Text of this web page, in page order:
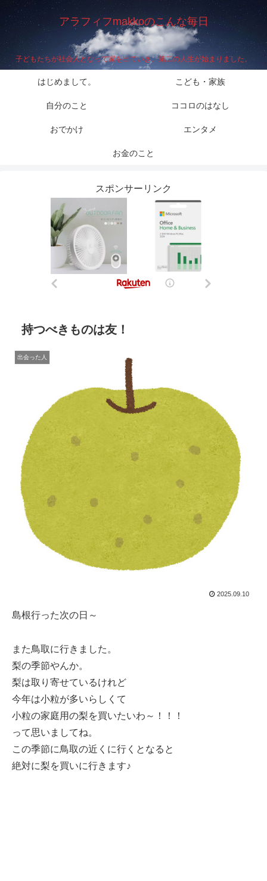
アラフィフmakkoのこんな毎日
子どもたちが社会人となって家を出ていき、第二の人生が始まりました。
はじめまして。 こども・家族
自分のこと ココロのはなし
おでかけ エンタメ
お金のこと
スポンサーリンク
持つべきものは友！
出会った人
2025.09.10
島根行った次の日～
また鳥取に行きました。
梨の季節やんか。
梨は取り寄せているけれど
今年は小粒が多いらしくて
小粒の家庭用の梨を買いたいわ～！！！
って思いましてね。
この季節に鳥取の近くに行くとなると
絶対に梨を買いに行きます♪